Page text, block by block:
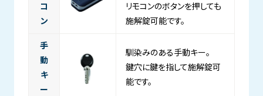
コ
ン
リモコンのボタンを押しても
施解錠可能です。
手
動
キ
ー
馴染みのある手動キー。
鍵穴に鍵を指して施解錠可
能です。